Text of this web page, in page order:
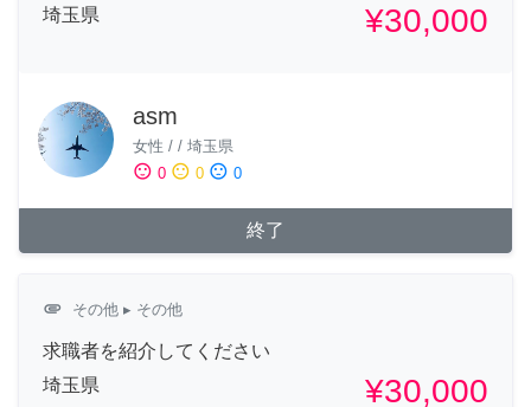
埼玉県
¥30,000
asm
女性 / / 埼玉県
sentiment_satisfied 0 sentiment_neutral 0 sentiment_dissatisfied 0
終了
attachment その他 ▸ その他
求職者を紹介してください
埼玉県
¥30,000